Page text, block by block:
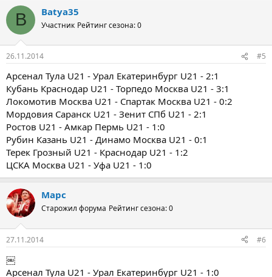
B Batya35
Участник Рейтинг сезона: 0
26.11.2014 #5
Арсенал Тула U21 - Урал Екатеринбург U21 - 2:1
Кубань Краснодар U21 - Торпедо Москва U21 - 3:1
Локомотив Москва U21 - Спартак Москва U21 - 0:2
Мордовия Саранск U21 - Зенит СПб U21 - 2:1
Ростов U21 - Амкар Пермь U21 - 1:0
Рубин Казань U21 - Динамо Москва U21 - 0:1
Терек Грозный U21 - Краснодар U21 - 1:2
ЦСКА Москва U21 - Уфа U21 - 1:0
Марс
Старожил форума Рейтинг сезона: 0
27.11.2014 #6
￼
Арсенал Тула U21 - Урал Екатеринбург U21 - 1:0